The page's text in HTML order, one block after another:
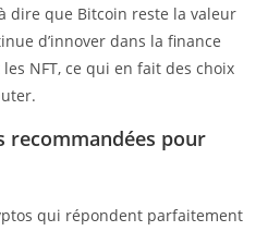
dire que Bitcoin reste la valeur
d’innover dans la finance
NFT, ce qui en fait des choix
recommandées pour
qui répondent parfaitement